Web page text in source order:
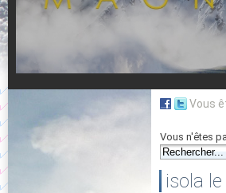
Vous
Vous n'êtes
isola